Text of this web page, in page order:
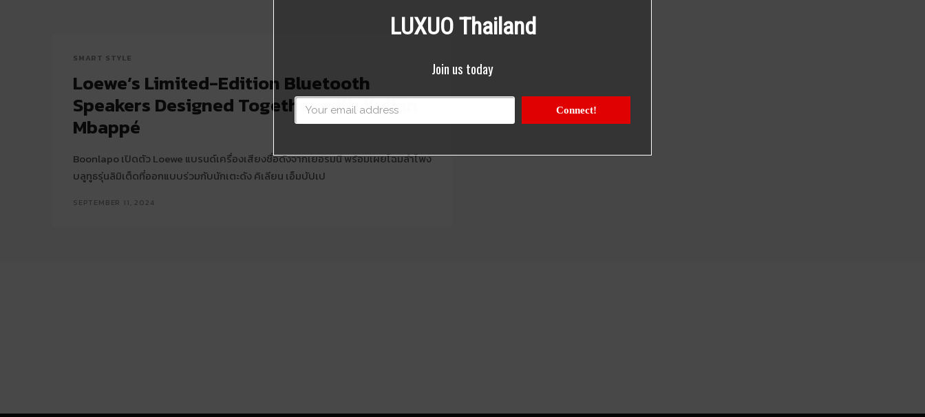
SMART STYLE
Loewe’s Limited-Edition Bluetooth
Speakers Designed Together with Kylian
Mbappé
Boonlapo เปิดตัว Loewe แบรนด์เครื่องเสียงชื่อดังจากเยอรมนี พร้อมเผยโฉมลำโพง
บลูทูธรุ่นลิมิเต็ดที่ออกแบบร่วมกับนักเตะดัง คิเลียน เอ็มบัปเป
SEPTEMBER 11, 2024
LUXUO Thailand
Join us today
Connect!